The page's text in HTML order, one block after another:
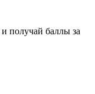
получай баллы за